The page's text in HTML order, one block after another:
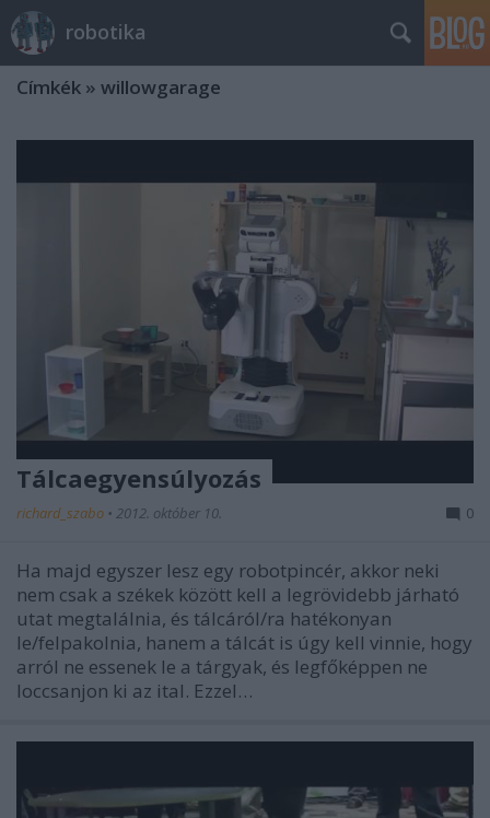
robotika
Címkék » willowgarage
Tálcaegyensúlyozás
richard_szabo • 2012. október 10. 0
Ha majd egyszer lesz egy robotpincér, akkor neki
nem csak a székek között kell a legrövidebb járható
utat megtalálnia, és tálcáról/ra hatékonyan
le/felpakolnia, hanem a tálcát is úgy kell vinnie, hogy
arról ne essenek le a tárgyak, és legfőképpen ne
loccsanjon ki az ital. Ezzel…